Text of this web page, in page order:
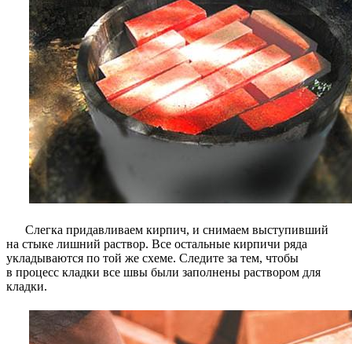
Слегка придавливаем кирпич, и снимаем выступивший
на стыке лишний раствор. Все остальные кирпичи ряда
укладываются по той же схеме. Следите за тем, чтобы
в процесс кладки все швы были заполнены раствором для
кладки.